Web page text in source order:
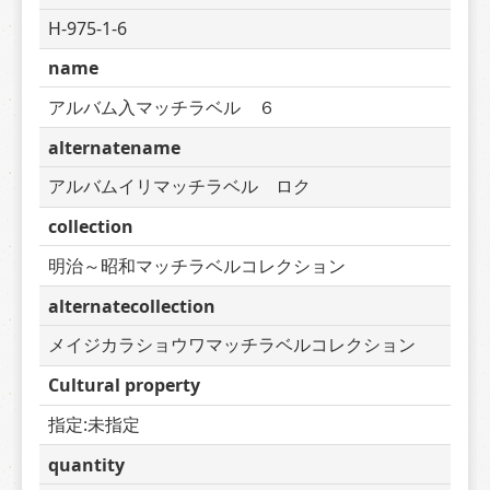
H-975-1-6
name
アルバム入マッチラベル　６
alternatename
アルバムイリマッチラベル　ロク
collection
明治～昭和マッチラベルコレクション
alternatecollection
メイジカラショウワマッチラベルコレクション
Cultural property
指定:未指定
quantity